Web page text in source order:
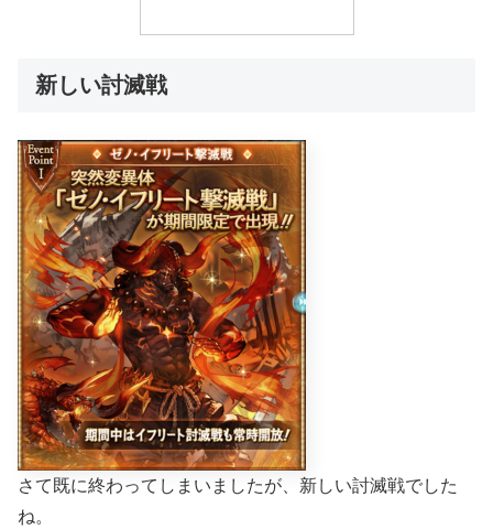
新しい討滅戦
さて既に終わってしまいましたが、新しい討滅戦でした
ね。